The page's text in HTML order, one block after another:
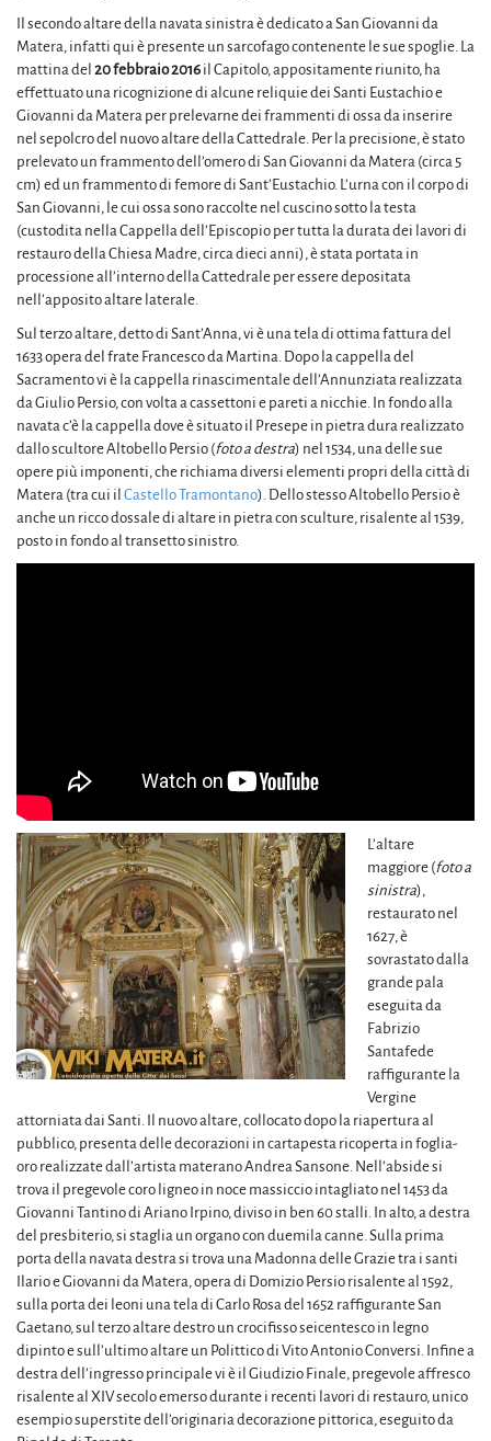
Il secondo altare della navata sinistra è dedicato a San Giovanni da
Matera, infatti qui è presente un sarcofago contenente le sue spoglie. La
mattina del 20 febbraio 2016 il Capitolo, appositamente riunito, ha
effettuato una ricognizione di alcune reliquie dei Santi Eustachio e
Giovanni da Matera per prelevarne dei frammenti di ossa da inserire
nel sepolcro del nuovo altare della Cattedrale. Per la precisione, è stato
prelevato un frammento dell’omero di San Giovanni da Matera (circa 5
cm) ed un frammento di femore di Sant’Eustachio. L’urna con il corpo di
San Giovanni, le cui ossa sono raccolte nel cuscino sotto la testa
(custodita nella Cappella dell’Episcopio per tutta la durata dei lavori di
restauro della Chiesa Madre, circa dieci anni), è stata portata in
processione all’interno della Cattedrale per essere depositata
nell’apposito altare laterale.
Sul terzo altare, detto di Sant’Anna, vi è una tela di ottima fattura del
1633 opera del frate Francesco da Martina. Dopo la cappella del
Sacramento vi è la cappella rinascimentale dell’Annunziata realizzata
da Giulio Persio, con volta a cassettoni e pareti a nicchie. In fondo alla
navata c’è la cappella dove è situato il Presepe in pietra dura realizzato
dallo scultore Altobello Persio (foto a destra) nel 1534, una delle sue
opere più imponenti, che richiama diversi elementi propri della città di
Matera (tra cui il Castello Tramontano). Dello stesso Altobello Persio è
anche un ricco dossale di altare in pietra con sculture, risalente al 1539,
posto in fondo al transetto sinistro.
L’altare
maggiore (foto a
sinistra),
restaurato nel
1627, è
sovrastato dalla
grande pala
eseguita da
Fabrizio
Santafede
raffigurante la
Vergine
attorniata dai Santi. Il nuovo altare, collocato dopo la riapertura al
pubblico, presenta delle decorazioni in cartapesta ricoperta in foglia-
oro realizzate dall’artista materano Andrea Sansone. Nell’abside si
trova il pregevole coro ligneo in noce massiccio intagliato nel 1453 da
Giovanni Tantino di Ariano Irpino, diviso in ben 60 stalli. In alto, a destra
del presbiterio, si staglia un organo con duemila canne. Sulla prima
porta della navata destra si trova una Madonna delle Grazie tra i santi
Ilario e Giovanni da Matera, opera di Domizio Persio risalente al 1592,
sulla porta dei leoni una tela di Carlo Rosa del 1652 raffigurante San
Gaetano, sul terzo altare destro un crocifisso seicentesco in legno
dipinto e sull’ultimo altare un Polittico di Vito Antonio Conversi. Infine a
destra dell’ingresso principale vi è il Giudizio Finale, pregevole affresco
risalente al XIV secolo emerso durante i recenti lavori di restauro, unico
esempio superstite dell’originaria decorazione pittorica, eseguito da